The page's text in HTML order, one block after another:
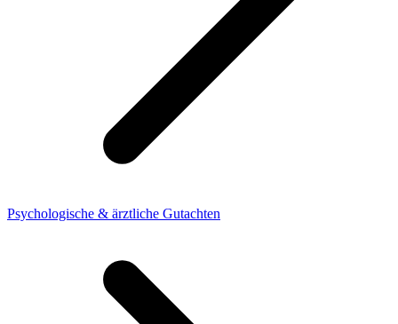
Psychologische & ärztliche Gutachten